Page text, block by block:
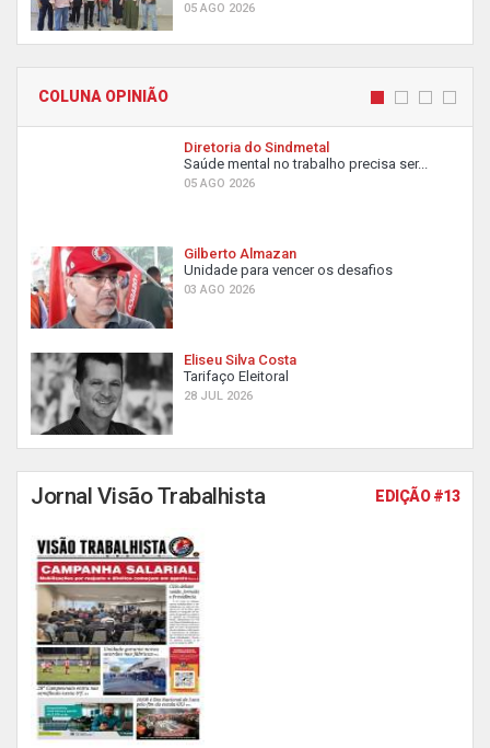
05 AGO 2026
COLUNA OPINIÃO
Diretoria do Sindmetal
Saúde mental no trabalho precisa ser...
05 AGO 2026
Gilberto Almazan
Unidade para vencer os desafios
03 AGO 2026
Eliseu Silva Costa
Tarifaço Eleitoral
28 JUL 2026
Jornal Visão Trabalhista EDIÇÃO #13